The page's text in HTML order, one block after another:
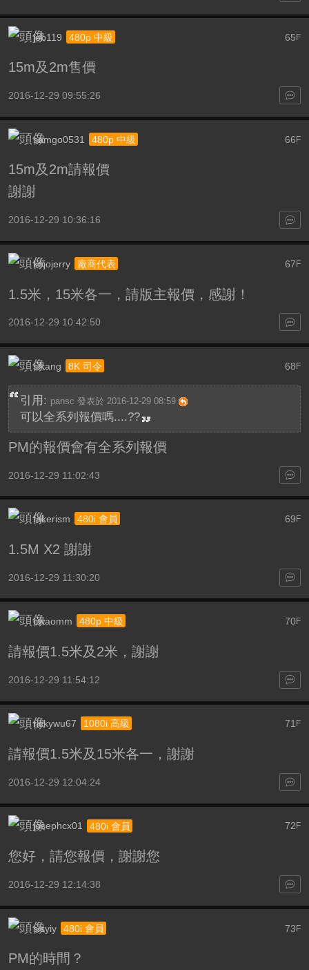
65F
jeb119 480p 中級
15m及2m售價
2016-12-29 09:55:26
66F
samgo0531 480p 中級
15m及2m請報價
謝謝
2016-12-29 10:36:16
67F
kojojerry 廠商代表
1.5米，15米各一，請版主報價，感謝！
2016-12-29 10:42:50
68 F
slkang 8K 司令
引用: pansc 發表於 2016-12-29 08:59
可以全系列報價嗎....??
PM的報價會有全系列報價
2016-12-29 11:02:43
69 F
fakerism 480i 會員
1.5M X2 謝謝
2016-12-29 11:30:20
70F
cwaomm 480p 中級
請報價1.5米及2米，謝謝
2016-12-29 11:54:12
71 F
rickywu67 1080i 高級
請報價1.5米及15米各一，謝謝
2016-12-29 12:04:24
72 F
josephcx01 480i 會員
您好，請您報價，謝謝您
2016-12-29 12:14:38
73F
sisyiy 480i 會員
PM的時間？